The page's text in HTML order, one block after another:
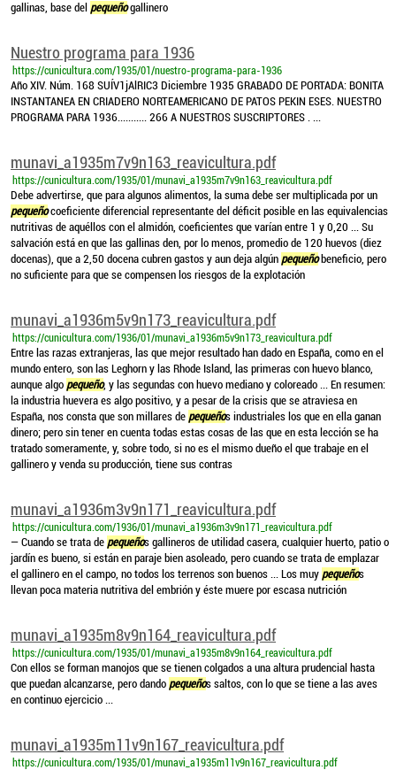
gallinas, base del pequeñogallinero
Nuestro programa para 1936
https://cunicultura.com/1935/01/nuestro-programa-para-1936
Año XIV. Núm. 168 SUÍV1jAlRIC3 Diciembre 1935 GRABADO DE PORTADA: BONITA
INSTANTANEA EN CRIADERO NORTEAMERICANO DE PATOS PEKIN ESES. NUESTRO
PROGRAMA PARA 1936........... 266 A NUESTROS SUSCRIPTORES . ...
munavi_a1935m7v9n163_reavicultura.pdf
https://cunicultura.com/1935/01/munavi_a1935m7v9n163_reavicultura.pdf
Debe advertirse, que para algunos alimentos, la suma debe ser multiplicada por un
pequeñocoeficiente diferencial representante del déficit posible en las equivalencias
nutritivas de aquéllos con el almidón, coeficientes que varían entre 1 y 0,20 ... Su
salvación está en que las gallinas den, por lo menos, promedio de 120 huevos (diez
docenas), que a 2,50 docena cubren gastos y aun deja algún pequeñobeneficio, pero
no suficiente para que se compensen los riesgos de la explotación
munavi_a1936m5v9n173_reavicultura.pdf
https://cunicultura.com/1936/01/munavi_a1936m5v9n173_reavicultura.pdf
Entre las razas extranjeras, las que mejor resultado han dado en España, como en el
mundo entero, son las Leghorn y las Rhode Island, las primeras con huevo blanco,
aunque algo pequeño, y las segundas con huevo mediano y coloreado ... En resumen:
la industria huevera es algo positivo, y a pesar de la crisis que se atraviesa en
España, nos consta que son millares de pequeños industriales los que en ella ganan
dinero; pero sin tener en cuenta todas estas cosas de las que en esta lección se ha
tratado someramente, y, sobre todo, si no es el mismo dueño el que trabaje en el
gallinero y venda su producción, tiene sus contras
munavi_a1936m3v9n171_reavicultura.pdf
https://cunicultura.com/1936/01/munavi_a1936m3v9n171_reavicultura.pdf
— Cuando se trata de pequeños gallineros de utilidad casera, cualquier huerto, patio o
jardín es bueno, si están en paraje bien asoleado, pero cuando se trata de emplazar
el gallinero en el campo, no todos los terrenos son buenos ... Los muy pequeños
llevan poca materia nutritiva del embrión y éste muere por escasa nutrición
munavi_a1935m8v9n164_reavicultura.pdf
https://cunicultura.com/1935/01/munavi_a1935m8v9n164_reavicultura.pdf
Con ellos se forman manojos que se tienen colgados a una altura prudencial hasta
que puedan alcanzarse, pero dando pequeños saltos, con lo que se tiene a las aves
en continuo ejercicio ...
munavi_a1935m11v9n167_reavicultura.pdf
https://cunicultura.com/1935/01/munavi_a1935m11v9n167_reavicultura.pdf